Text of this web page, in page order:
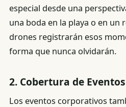
especial desde una
una boda en la playa o en un
drones registrarán esos
forma que nunca olvidarán.
2. Cobertura de
Los eventos corporativos